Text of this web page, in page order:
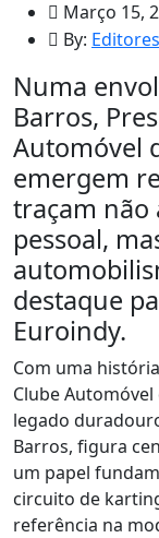
Março 15,
By:
Numa
Barros,
Automóvel
emergem
traçam não
pessoal,
destaque
Euroindy.
Com uma
Clube
legado
Barros, figura
um papel
circuito de
referência na